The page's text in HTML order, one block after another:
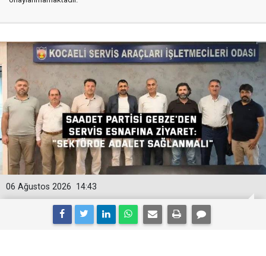
14:43
06 Ağustos 2026